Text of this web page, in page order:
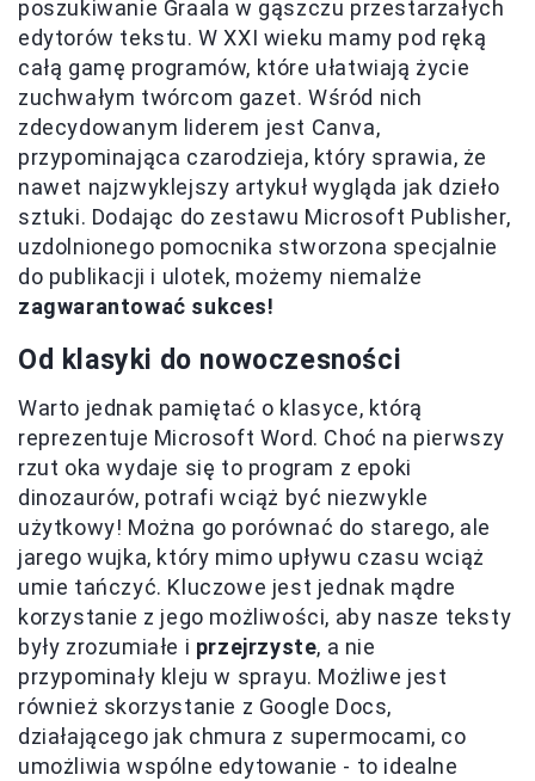
poszukiwanie Graala w gąszczu przestarzałych
edytorów tekstu. W XXI wieku mamy pod ręką
całą gamę programów, które ułatwiają życie
zuchwałym twórcom gazet. Wśród nich
zdecydowanym liderem jest Canva,
przypominająca czarodzieja, który sprawia, że
nawet najzwyklejszy artykuł wygląda jak dzieło
sztuki. Dodając do zestawu Microsoft Publisher,
uzdolnionego pomocnika stworzona specjalnie
do publikacji i ulotek, możemy niemalże
zagwarantować sukces!
Od klasyki do nowoczesności
Warto jednak pamiętać o klasyce, którą
reprezentuje Microsoft Word. Choć na pierwszy
rzut oka wydaje się to program z epoki
dinozaurów, potrafi wciąż być niezwykle
użytkowy! Można go porównać do starego, ale
jarego wujka, który mimo upływu czasu wciąż
umie tańczyć. Kluczowe jest jednak mądre
korzystanie z jego możliwości, aby nasze teksty
były zrozumiałe i przejrzyste, a nie
przypominały kleju w sprayu. Możliwe jest
również skorzystanie z Google Docs,
działającego jak chmura z supermocami, co
umożliwia wspólne edytowanie - to idealne